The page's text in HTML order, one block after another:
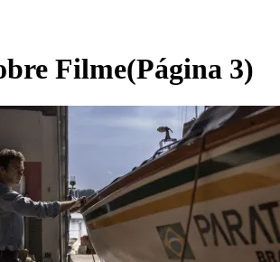
Filme(Página 3)